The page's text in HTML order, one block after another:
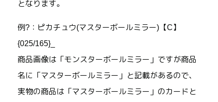
となります。
例?：ピカチュウ(マスターボールミラー)【C】
{025/165}_
商品画像は「モンスターボールミラー」ですが商品
名に「マスターボールミラー」と記載があるので、
実物の商品は「マスターボールミラー」のカードと